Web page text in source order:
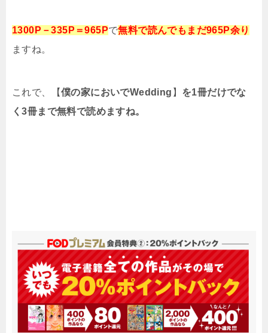
1300P－335P＝965Pで無料で読んでもまだ965P余り
ますね。
これで、【僕の家においでWedding 】 を1冊だけでな
く3冊まで無料で読めますね。